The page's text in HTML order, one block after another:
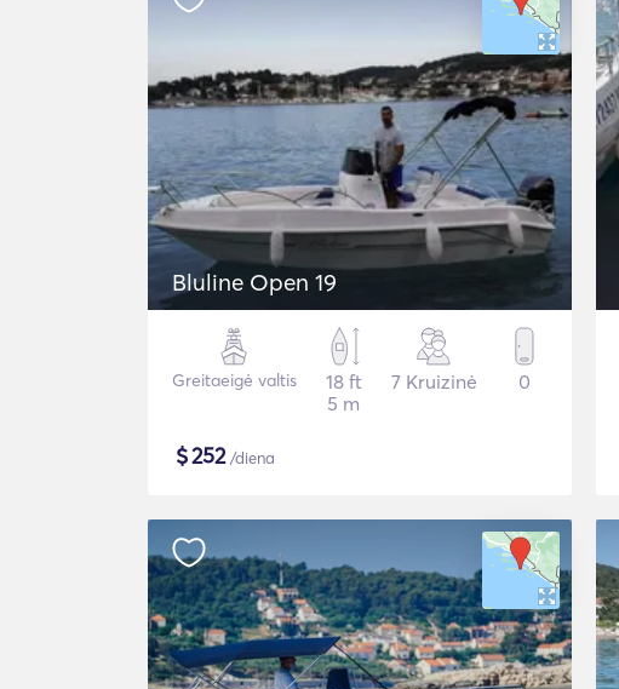
Bluline Open 19
Greitaeigė valtis
18 ft
5 m
7 Kruizinė 0
$252/diena